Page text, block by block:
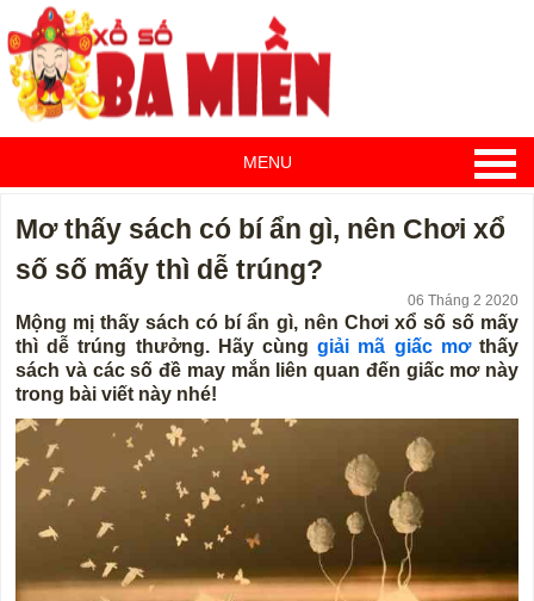
MENU
Mơ thấy sách có bí ẩn gì, nên Chơi xổ
số số mấy thì dễ trúng?
06 Tháng 2 2020
Mộng mị thấy sách có bí ẩn gì, nên Chơi xổ số số mấy
thì dễ trúng thưởng. Hãy cùnggiải mã giấc mơthấy
sách và các số đề may mắn liên quan đến giấc mơ này
trong bài viết này nhé!